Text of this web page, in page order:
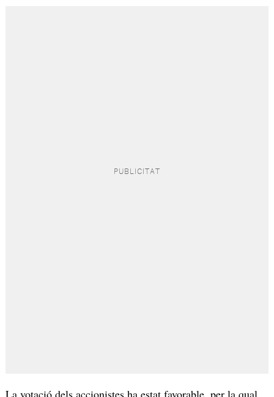
La votació dels accionistes ha estat favorable, per la qual